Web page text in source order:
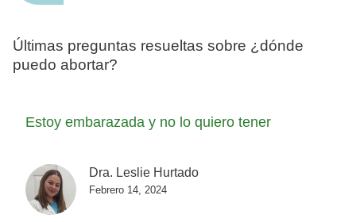
Últimas preguntas resueltas sobre ¿dónde
puedo abortar?
Estoy embarazada y no lo quiero tener
Dra. Leslie Hurtado
Febrero 14, 2024